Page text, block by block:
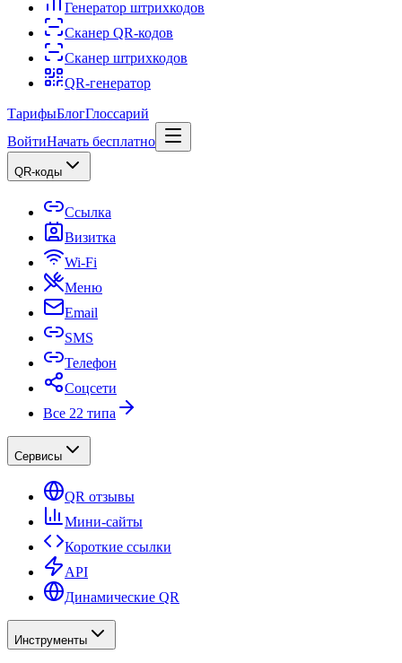
Генератор штрихкодов
Сканер QR-кодов
Сканер штрихкодов
QR-генератор
ТарифыБлогГлоссарий
ВойтиНачать бесплатно
QR-коды
Ссылка
Визитка
Wi-Fi
Меню
Email
SMS
Телефон
Соцсети
Все 22 типа
Сервисы
QR отзывы
Мини-сайты
Короткие ссылки
API
Динамические QR
Инструменты